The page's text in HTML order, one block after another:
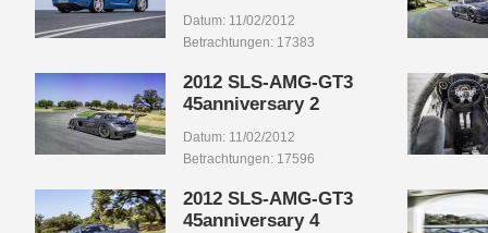
Datum: 11/02/2012
Betrachtungen: 17383
2012 SLS-AMG-GT3
45anniversary 2
Datum: 11/02/2012
Betrachtungen: 17596
2012 SLS-AMG-GT3
45anniversary 4